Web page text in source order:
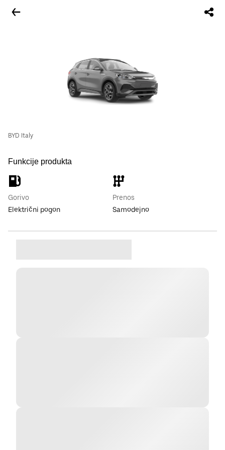
BYD Italy
Funkcije produkta
Gorivo
Električni pogon
Prenos
Samodejno